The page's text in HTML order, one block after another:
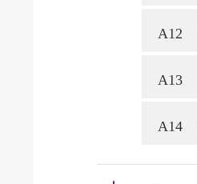
A12
A13
A14